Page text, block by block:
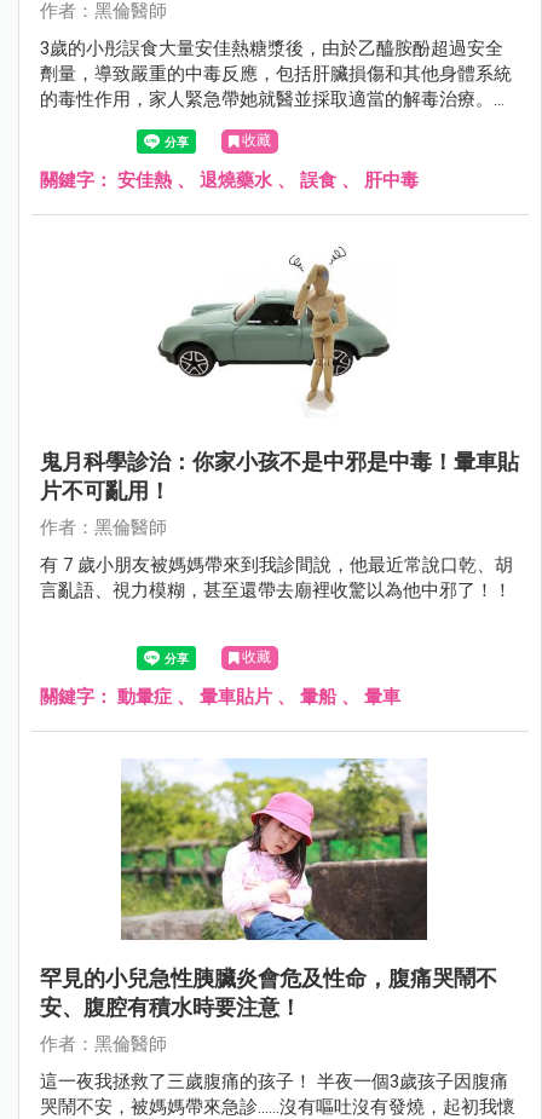
作者：黑倫醫師
3歲的小彤誤食大量安佳熱糖漿後，由於乙醯胺酚超過安全
劑量，導致嚴重的中毒反應，包括肝臟損傷和其他身體系統
的毒性作用，家人緊急帶她就醫並採取適當的解毒治療。家
中的藥品應該存放在孩子無法觸及的地方，以避免類似事件
收藏
關鍵字： 安佳熱 、 退燒藥水 、 誤食 、 肝中毒
鬼月科學診治：你家小孩不是中邪是中毒！暈車貼
片不可亂用！
作者：黑倫醫師
有 7 歲小朋友被媽媽帶來到我診間說，他最近常說口乾、胡
言亂語、視力模糊，甚至還帶去廟裡收驚以為他中邪了！！
收藏
關鍵字： 動暈症 、 暈車貼片 、 暈船、 暈車
罕見的小兒急性胰臟炎會危及性命，腹痛哭鬧不
安、腹腔有積水時要注意！
作者：黑倫醫師
這一夜我拯救了三歲腹痛的孩子！ 半夜一個3歲孩子因腹痛
哭鬧不安，被媽媽帶來急診……沒有嘔吐沒有發燒，起初我懷